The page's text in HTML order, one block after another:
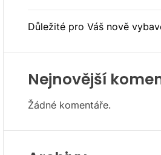
Důležité pro Váš nově
Nejnovější
Žádné komentáře.